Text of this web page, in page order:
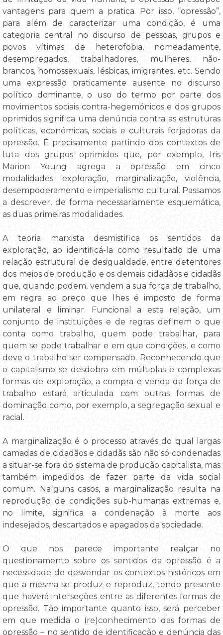
vantagens para quem a pratica. Por isso, “opressão”,
para além de caracterizar uma condição, é uma
categoria central no discurso de pessoas, grupos e
povos vítimas de heterofobia, nomeadamente,
desempregados, trabalhadores, mulheres, não-
brancos, homossexuais, lésbicas, imigrantes, etc. Sendo
uma expressão praticamente ausente no discurso
político dominante, o uso do termo por parte dos
movimentos sociais contra-hegemónicos e dos grupos
oprimidos significa uma denúncia contra as estruturas
políticas, económicas, sociais e culturais forjadoras da
opressão. É precisamente partindo dos contextos de
luta dos grupos oprimidos que, por exemplo, Iris
Marion Young agrega a opressão em cinco
modalidades: exploração, marginalização, violência,
desempoderamento e imperialismo cultural. Passamos
a descrever, de forma necessariamente esquemática,
as duas primeiras modalidades.
A teoria marxista desmistifica os sentidos da
exploração, ao identificá-la como resultado de uma
relação estrutural de desigualdade, entre detentores
dos meios de produção e os demais cidadãos e cidadãs
que, quando podem, vendem a sua força de trabalho,
em regra ao preço que lhes é imposto de forma
unilateral e liminar. Funcional a esta relação, um
conjunto de instituições e de regras definem o que
conta como trabalho, quem pode trabalhar, para
quem se pode trabalhar e em que condições, e como
deve o trabalho ser compensado. Reconhecendo que
o capitalismo se desdobra em múltiplas e complexas
formas de exploração, a compra e venda da força de
trabalho estará articulada com outras formas de
dominação como, por exemplo, a segregação sexual e
racial.
A marginalização é o processo através do qual largas
camadas de cidadãos e cidadãs são não só condenadas
a situar-se fora do sistema de produção capitalista, mas
também impedidos de fazer parte da vida social
comum. Nalguns casos, a marginalização resulta na
reprodução de condições sub-humanas extremas e,
no limite, significa a condenação à morte aos
indesejados, descartados e apagados da sociedade.
O que nos parece importante realçar no
questionamento sobre os sentidos da opressão é a
necessidade de desvendar os contextos históricos em
que a mesma se produz e reproduz, tendo presente
que haverá interseções entre as diferentes formas de
opressão. Tão importante quanto isso, será perceber
em que medida o (re)conhecimento das formas de
opressão – no sentido de identificação e denúncia das